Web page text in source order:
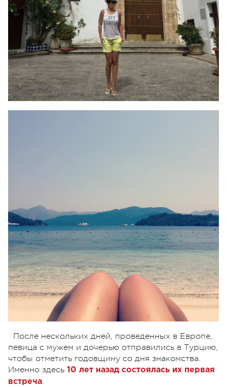
После нескольких дней, проведенных в Европе,
певица с мужем и дочерью отправились в Турцию,
чтобы отметить годовщину со дня знакомства.
Именно здесь 10 лет назад состоялась их первая
встреча.